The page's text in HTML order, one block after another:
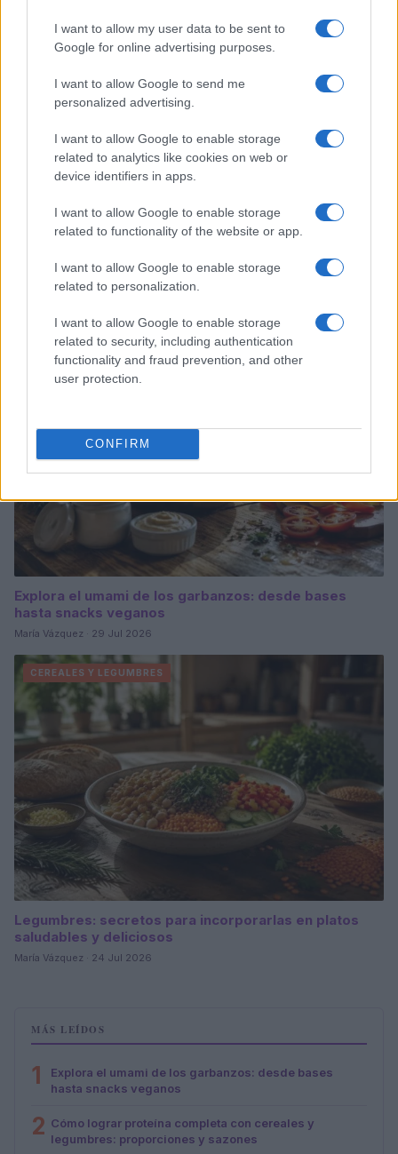
I want to allow my user data to be sent to
Google for online advertising purposes.
I want to allow Google to send me
personalized advertising.
I want to allow Google to enable storage
related to analytics like cookies on web or
device identifiers in apps.
I want to allow Google to enable storage
related to functionality of the website or app.
I want to allow Google to enable storage
related to personalization.
I want to allow Google to enable storage
related to security, including authentication
functionality and fraud prevention, and other
user protection.
CONFIRM
CEREALES Y LEGUMBRES
Cómo lograr proteína completa con cereales y
legumbres: proporciones y sazones
CEREALES Y LEGUMBRES
Explora el umami de los garbanzos: desde bases
hasta snacks veganos
María Vázquez · 29 Jul 2026
CEREALES Y LEGUMBRES
Legumbres: secretos para incorporarlas en platos
saludables y deliciosos
María Vázquez · 24 Jul 2026
MÁS LEÍDOS
1
Explora el umami de los garbanzos: desde bases
hasta snacks veganos
2 Cómo lograr proteína completa con cereales y
legumbres: proporciones y sazones